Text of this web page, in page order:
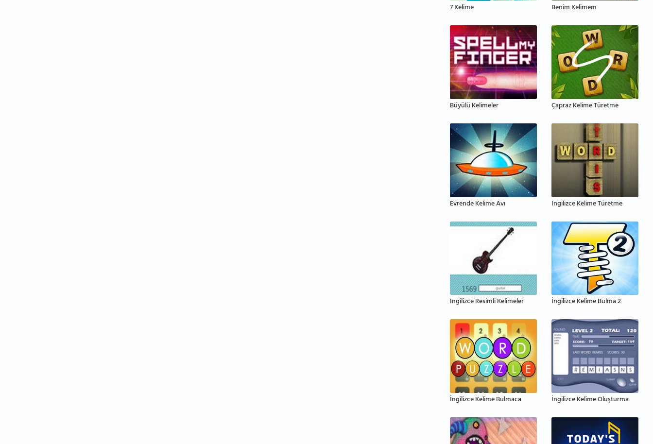
7 Kelime Benim Kelimem
Büyülü Kelimeler Çapraz Kelime Türetme
Evrende Kelime Avı Ingilizce Kelime Türetme
Ingilizce Resimli Kelimeler İngilizce Kelime Bulma 2
İngilizce Kelime Bulmaca İngilizce Kelime Oluşturma